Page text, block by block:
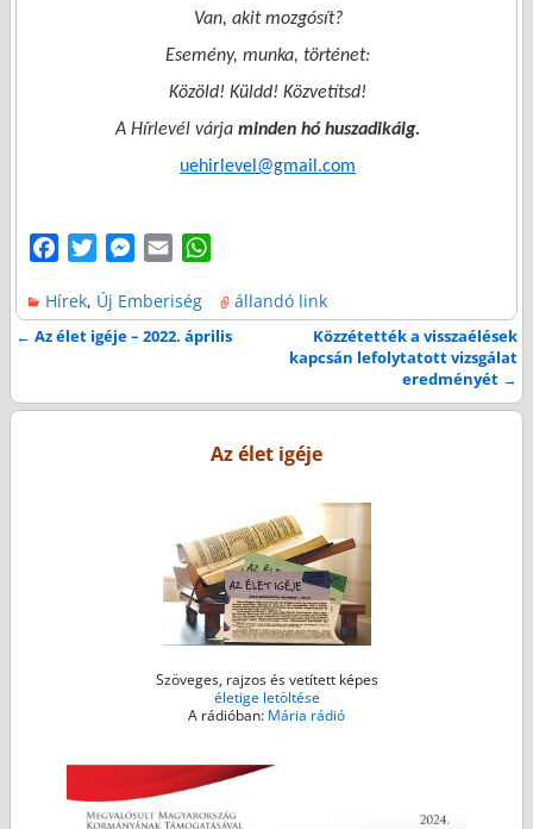
Van, akit mozgósít?
Esemény, munka, történet:
Közöld! Küldd! Közvetítsd!
A Hírlevél várjaminden hó huszadikáig.
uehirlevel@gmail.com
c
e
o
i
t
r
M
s
s
g
a
i
a
t
p
p
Hírek, Új Emberiség állandó link
← Az élet igéje – 2022. április
Közzétették a visszaélések
kapcsán lefolytatott vizsgálat
eredményét →
Az élet igéje
Szöveges, rajzos és vetített képes
életige letöltése
A rádióban: Mária rádió